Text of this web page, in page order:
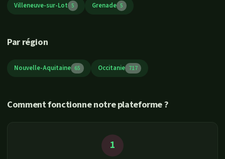
Villeneuve-sur-Lot 5 Grenade 5
Par région
Nouvelle-Aquitaine 65 Occitanie 717
Comment fonctionne notre plateforme ?
1